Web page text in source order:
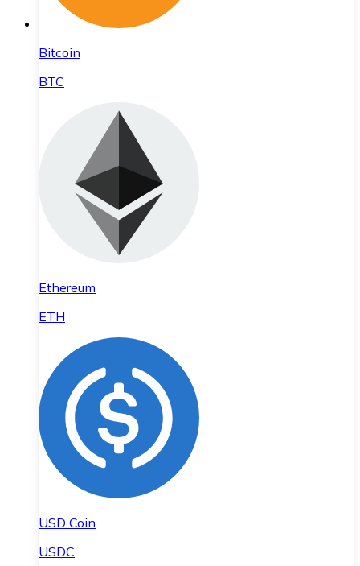
Bitcoin
BTC
Ethereum
ETH
USD Coin
USDC